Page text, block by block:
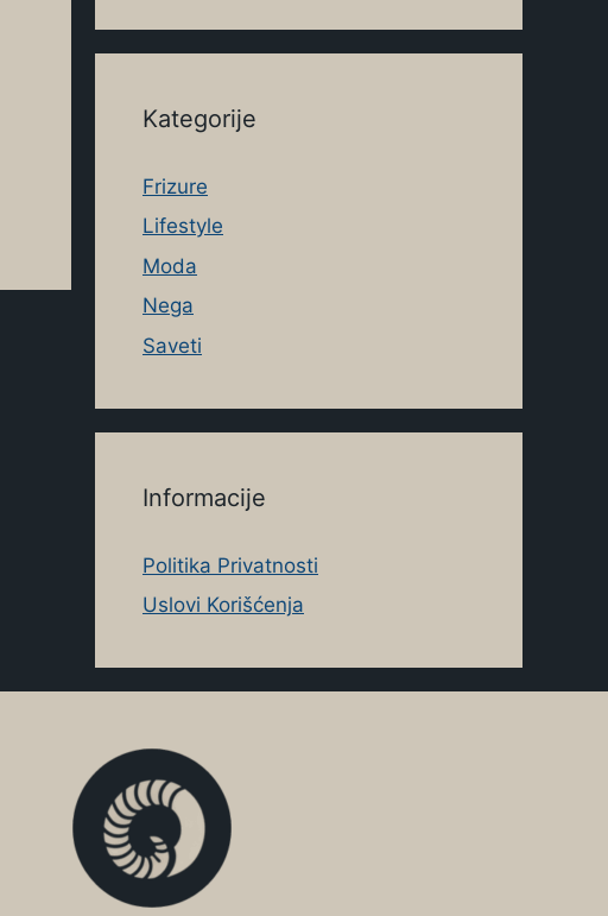
Kategorije
Frizure
Lifestyle
Moda
Nega
Saveti
Informacije
Politika Privatnosti
Uslovi Korišćenja